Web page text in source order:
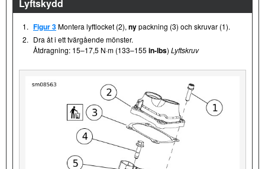
Lyftskydd
1. Figur 3Montera lyftlocket (2), nypackning (3) och skruvar (1).
2. Dra åt i ett tvärgående mönster.
Åtdragning: 15–17,5 N·m (133–155 in-lbs) Lyftskruv